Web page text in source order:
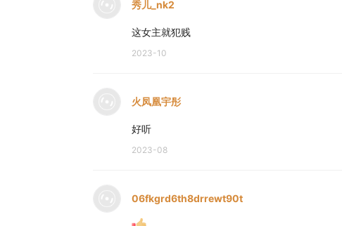
秀儿_nk2
这女主就犯贱
2023-10
火凤凰宇彤
好听
2023-08
06fkgrd6th8drrewt90t